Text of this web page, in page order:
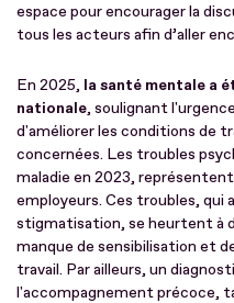
espace pour encourager la
tous les acteurs afin d’aller
En 2025, la santé mentale a
nationale, soulignant
d'améliorer les conditions de
concernées. Les troubles
maladie en 2023,
employeurs. Ces troubles,
stigmatisation, se heurtent à
manque de sensibilisation et
travail. Par ailleurs, un
l'accompagnement précoce,